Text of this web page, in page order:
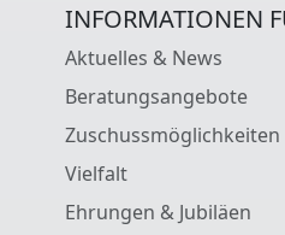
INFORMATIONEN
Aktuelles & News
Beratungsangebote
Zuschussmöglichkeiten
Vielfalt
Ehrungen & Jubiläen